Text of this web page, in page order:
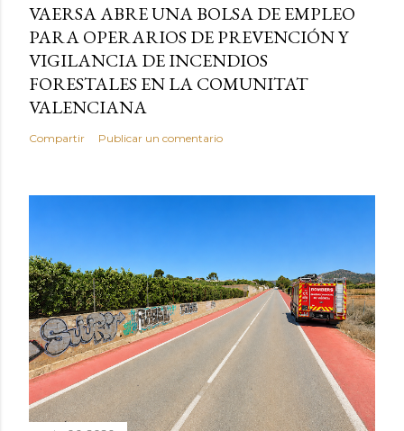
VAERSA ABRE UNA BOLSA DE EMPLEO
PARA OPERARIOS DE PREVENCIÓN Y
VIGILANCIA DE INCENDIOS
FORESTALES EN LA COMUNITAT
VALENCIANA
Compartir Publicar un comentario